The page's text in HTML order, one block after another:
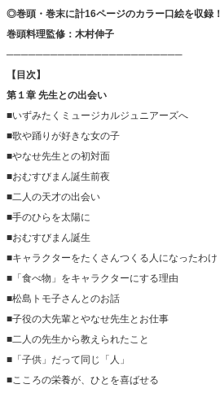
◎巻頭・巻末に計16ページのカラー口絵を収録！
巻頭料理監修：木村伸子
────────────────────────
【目次】
第１章 先生との出会い
■いずみたくミュージカルジュニアーズへ
■歌や踊りが好きな女の子
■やなせ先生との初対面
■おむすびまん誕生前夜
■二人の天才の出会い
■手のひらを太陽に
■おむすびまん誕生
■キャラクターをたくさんつくる人になったわけ
■「食べ物」をキャラクターにする理由
■松島トモ子さんとのお話
■子役の大先輩とやなせ先生とお仕事
■二人の先生から教えられたこと
■「子供」だって同じ「人」
■こころの栄養が、ひとを喜ばせる